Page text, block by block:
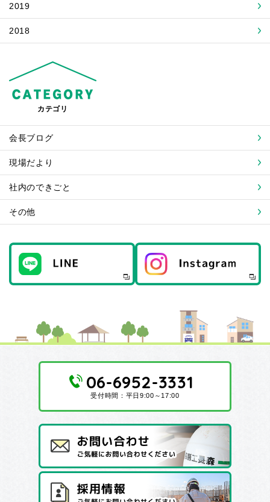
2019
2018
カテゴリ
会長ブログ
現場だより
社内のできごと
その他
06-6952-3331
受付時間：平日9:00～17:00